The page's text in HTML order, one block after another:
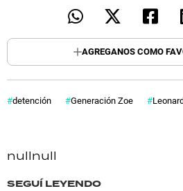
AGREGANOS COMO
detención Generación Zoe
nullnull
SEGUÍ LEYENDO